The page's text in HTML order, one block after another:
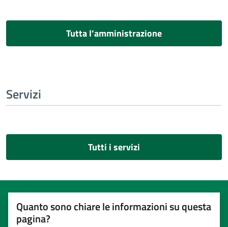
Tutta l’amministrazione
Servizi
Tutti i servizi
Quanto sono chiare le informazioni su questa
pagina?